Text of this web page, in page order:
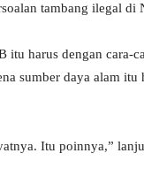
tambang ilegal di
harus dengan cara-
sumber daya alam itu
Itu poinnya,”